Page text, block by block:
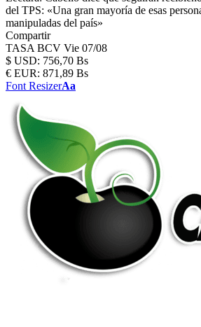
del TPS: «Una gran mayoría de esas
manipuladas del país»
Compartir
TASA BCV Vie 07/08
$ USD: 756,70 Bs
€ EUR: 871,89 Bs
Font ResizerAa